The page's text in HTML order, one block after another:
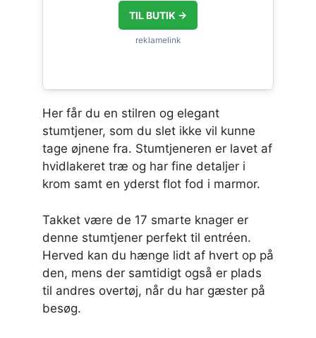
TIL BUTIK →
Her får du en stilren og elegant
stumtjener, som du slet ikke vil kunne
tage øjnene fra. Stumtjeneren er lavet af
hvidlakeret træ og har fine detaljer i
krom samt en yderst flot fod i marmor.
Takket være de 17 smarte knager er
denne stumtjener perfekt til entréen.
Herved kan du hænge lidt af hvert op på
den, mens der samtidigt også er plads
til andres overtøj, når du har gæster på
besøg.